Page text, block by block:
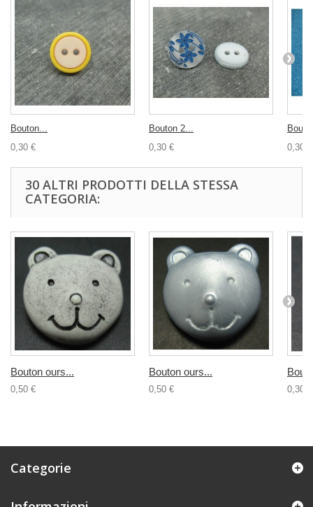
Bouton...
0,30 €
Bouton 2...
0,30 €
0,30 €
30 ALTRI PRODOTTI DELLA STESSA
CATEGORIA:
Bouton ours...
0,50 €
Bouton ours...
0,50 € 0,30 €
Categorie